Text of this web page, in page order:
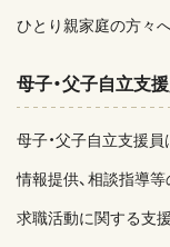
ひとり親家庭の方々
母子・父子自立支
母子・父子自立支援員
情報提供、相談指導
求職活動に関する支